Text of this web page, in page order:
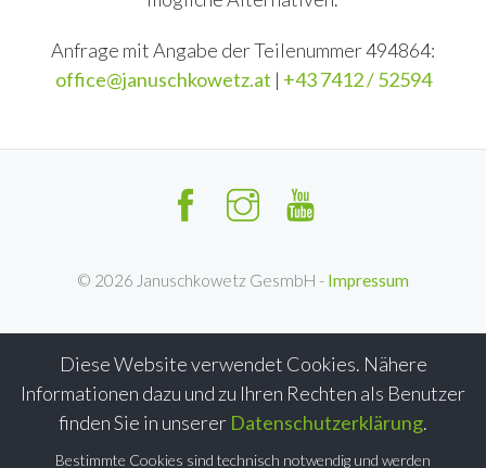
Diese Website verwendet Cookies. Nähere
Informationen dazu und zu Ihren Rechten als Benutzer
finden Sie in unserer Datenschutzerklärung.
Bestimmte Cookies sind technisch notwendig und werden
Anfrage mit Angabe der Teilenummer 494864:
office@januschkowetz.at | +43 7412 / 52594
© 2026 Januschkowetz GesmbH - Impressum